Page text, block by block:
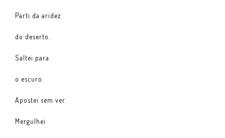
Parti da aridez
do deserto.
Saltei para
o escuro.
Apostei sem ver.
Mergulhei